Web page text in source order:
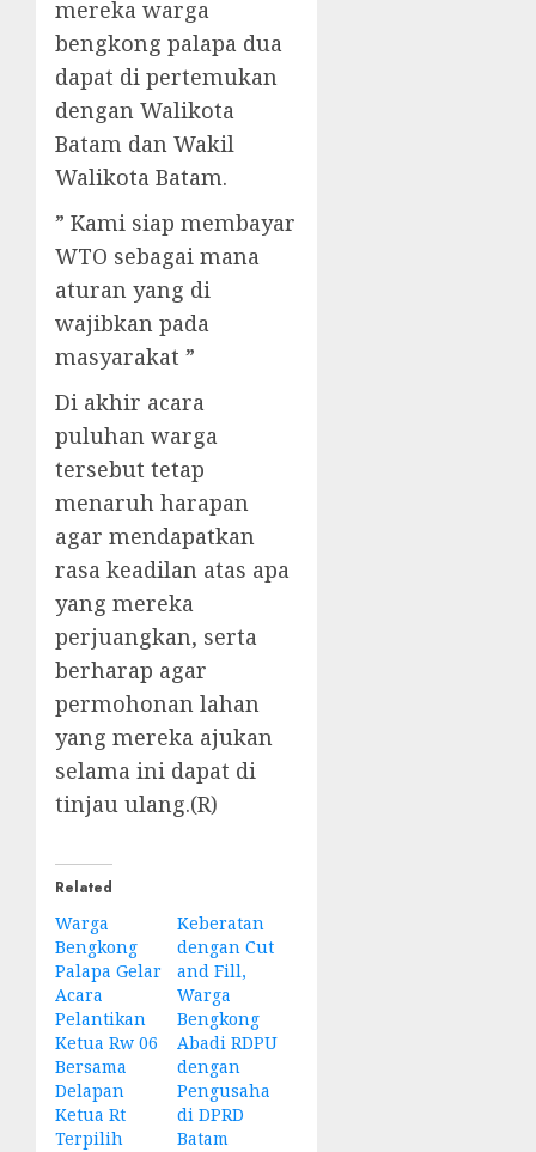
mereka warga
bengkong palapa dua
dapat di pertemukan
dengan Walikota
Batam dan Wakil
Walikota Batam.
” Kami siap membayar
WTO sebagai mana
aturan yang di
wajibkan pada
masyarakat ”
Di akhir acara
puluhan warga
tersebut tetap
menaruh harapan
agar mendapatkan
rasa keadilan atas apa
yang mereka
perjuangkan, serta
berharap agar
permohonan lahan
yang mereka ajukan
selama ini dapat di
tinjau ulang.(R)
Related
Warga
Bengkong
Palapa Gelar
Acara
Pelantikan
Ketua Rw 06
Bersama
Delapan
Ketua Rt
Terpilih
Keberatan
dengan Cut
and Fill,
Warga
Bengkong
Abadi RDPU
dengan
Pengusaha
di DPRD
Batam